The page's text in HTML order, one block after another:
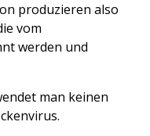
produzieren also
vom
werden und
man keinen